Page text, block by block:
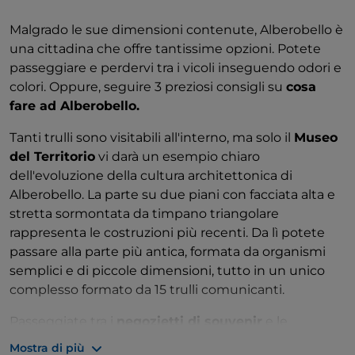
Malgrado le sue dimensioni contenute, Alberobello è
una cittadina che offre tantissime opzioni. Potete
passeggiare e perdervi tra i vicoli inseguendo odori e
colori. Oppure, seguire 3 preziosi consigli su cosa
fare ad Alberobello.
Tanti trulli sono visitabili all'interno, ma solo il Museo
del Territorio vi darà un esempio chiaro
dell'evoluzione della cultura architettonica di
Alberobello. La parte su due piani con facciata alta e
stretta sormontata da timpano triangolare
rappresenta le costruzioni più recenti. Da lì potete
passare alla parte più antica, formata da organismi
semplici e di piccole dimensioni, tutto in un unico
complesso formato da 15 trulli comunicanti.
negozietti di souvenir
botteghe di artigianato locale
Mostra di più